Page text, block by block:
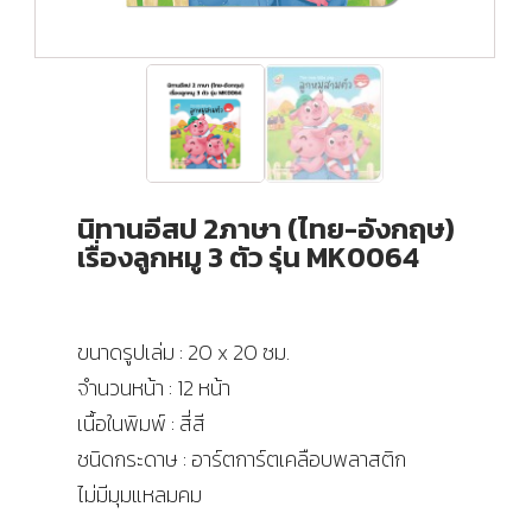
นิทานอีสป 2ภาษา (ไทย-อังกฤษ)
เรื่องลูกหมู 3 ตัว รุ่น MK0064
ขนาดรูปเล่ม : 20 x 20 ซม.
จำนวนหน้า : 12 หน้า
เนื้อในพิมพ์ : สี่สี
ชนิดกระดาษ : อาร์ตการ์ตเคลือบพลาสติก
ไม่มีมุมแหลมคม